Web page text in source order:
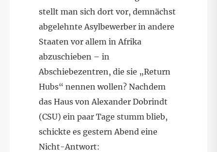
stellt man sich dort vor, demnächst
abgelehnte Asylbewerber in andere
Staaten vor allem in Afrika
abzuschieben – in
Abschiebezentren, die sie „Return
Hubs“ nennen wollen? Nachdem
das Haus von Alexander Dobrindt
(CSU) ein paar Tage stumm blieb,
schickte es gestern Abend eine
Nicht-Antwort: